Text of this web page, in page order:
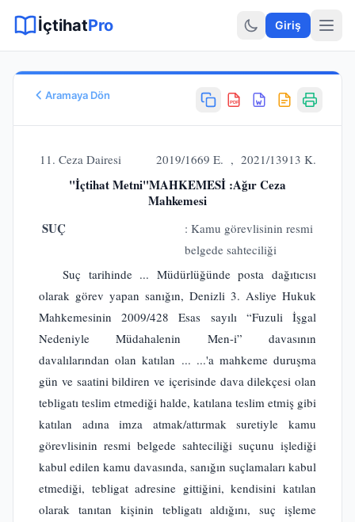
Hukuki Araçlar
İçtihatPro Giriş
Aramaya Dön
PDF
2019/1669
2021/13913
28.12.2021
BOZULMASINA
Ceza Hukuku
11. Ceza Dairesi 2019/1669 E. , 2021/13913 K.
"İçtihat Metni"MAHKEMESİ :Ağır Ceza
Mahkemesi
SUÇ
: Kamu görevlisinin resmi
belgede sahteciliği
Suç tarihinde ... Müdürlüğünde posta dağıtıcısı
olarak görev yapan sanığın, Denizli 3. Asliye Hukuk
Mahkemesinin 2009/428 Esas sayılı “Fuzuli İşgal
Nedeniyle Müdahalenin Men-i” davasının
davalılarından olan katılan ... ...'a mahkeme duruşma
gün ve saatini bildiren ve içerisinde dava dilekçesi olan
tebligatı teslim etmediği halde, katılana teslim etmiş gibi
katılan adına imza atmak/attırmak suretiyle kamu
görevlisinin resmi belgede sahteciliği suçunu işlediği
kabul edilen kamu davasında, sanığın suçlamaları kabul
etmediği, tebligat adresine gittiğini, kendisini katılan
olarak tanıtan kişinin tebligatı aldığını, suç işleme